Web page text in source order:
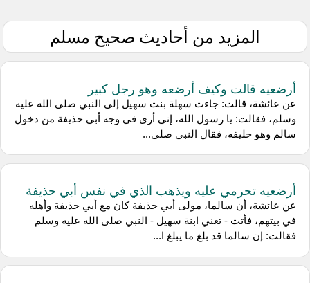
المزيد من أحاديث صحيح مسلم
أرضعيه قالت وكيف أرضعه وهو رجل كبير
عن عائشة، قالت: جاءت سهلة بنت سهيل إلى النبي صلى الله عليه
وسلم، فقالت: يا رسول الله، إني أرى في وجه أبي حذيفة من دخول
سالم وهو حليفه، فقال النبي صلى...
أرضعيه تحرمي عليه ويذهب الذي في نفس أبي حذيفة
عن عائشة، أن سالما، مولى أبي حذيفة كان مع أبي حذيفة وأهله
في بيتهم، فأتت - تعني ابنة سهيل - النبي صلى الله عليه وسلم
فقالت: إن سالما قد بلغ ما يبلغ ا...